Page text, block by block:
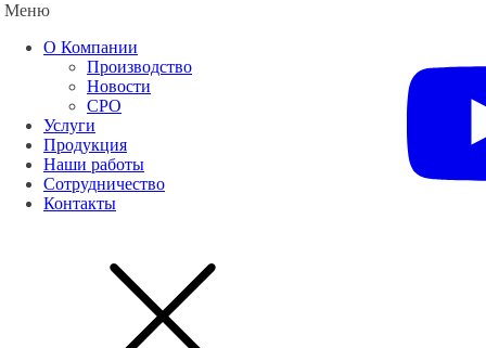
Меню
О Компании
Производство
Новости
СРО
Услуги
Продукция
Наши работы
Сотрудничество
Контакты